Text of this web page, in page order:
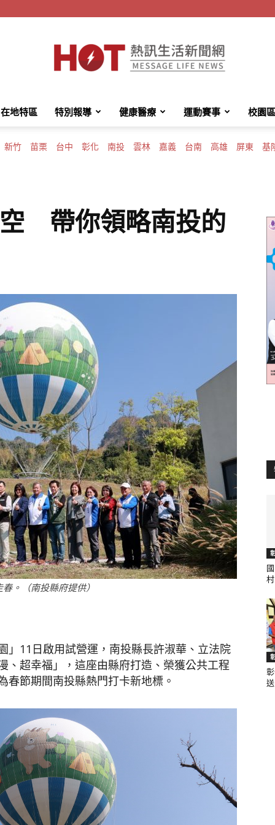
HotMessage
活
新
網
在地特區 特別報導 健康醫療 運動賽事 校園區
新竹 苗栗 台中 彰化 南投 雲林 嘉義 台南 高雄 屏東 基
帶你領略南投的
。（南投縣府提供）
」11日啟用試營運，南投縣長許淑華、立法院
、超幸福」，這座由縣府打造、榮獲公共工程
春節期間南投縣熱門打卡新地標。